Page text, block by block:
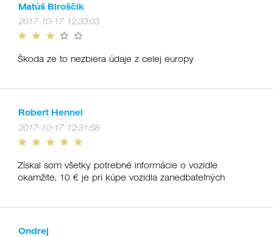
Matúš Biroščik
2017-10-17 12:33:03
Škoda ze to nezbiera údaje z celej europy
Robert Hennel
2017-10-17 12:31:58
Získal som všetky potrebné informácie o vozidle
okamžite, 10 € je pri kúpe vozidla zanedbateľných
Ondrej